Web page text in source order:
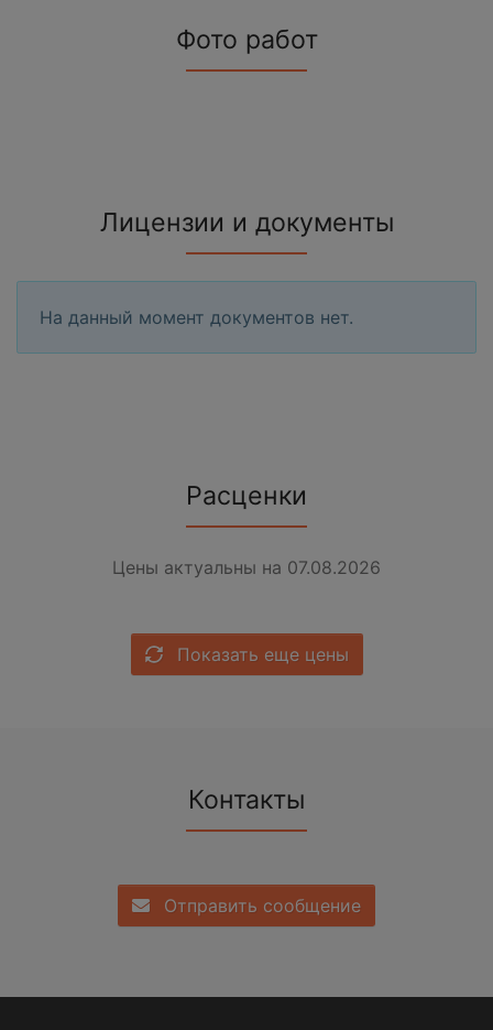
Фото работ
Лицензии и документы
На данный момент документов нет.
Расценки
Цены актуальны на 07.08.2026
Показать еще цены
Контакты
Отправить сообщение